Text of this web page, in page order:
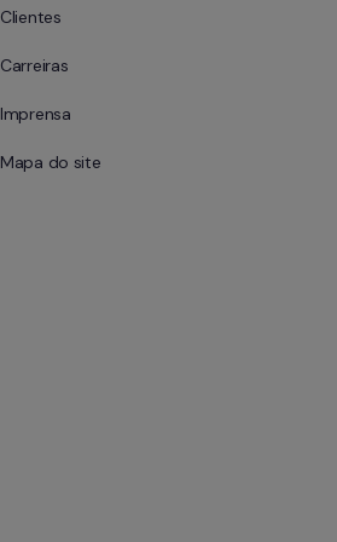
Clientes
Carreiras
Imprensa
Mapa do site